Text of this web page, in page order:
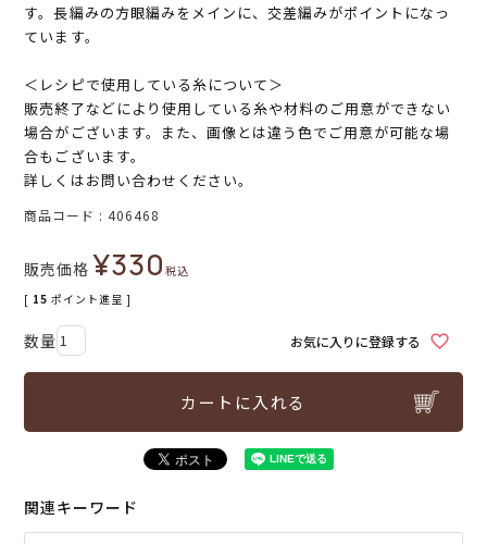
す。長編みの方眼編みをメインに、交差編みがポイントになっ
ています。
＜レシピで使用している糸について＞
販売終了などにより使用している糸や材料のご用意ができない
場合がございます。また、画像とは違う色でご用意が可能な場
合もございます。
詳しくはお問い合わせください。
商品コード 406468
販売価格 ¥330税込
[ 15 ポイント進呈 ]
お気に入りに登録する
カートに入れる
関連キーワード